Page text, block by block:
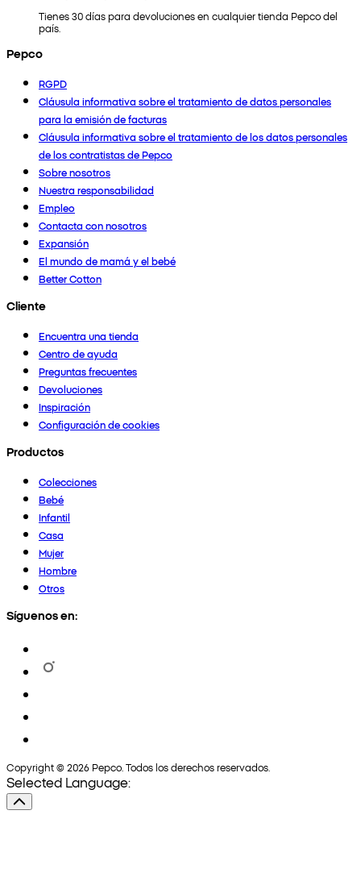
Tienes 30 días para devoluciones en cualquier tienda Pepco del
país.
Pepco
RGPD
Cláusula informativa sobre el tratamiento de datos personales
para la emisión de facturas
Cláusula informativa sobre el tratamiento de los datos personales
de los contratistas de Pepco
Sobre nosotros
Nuestra responsabilidad
Empleo
Contacta con nosotros
Expansión
El mundo de mamá y el bebé
Better Cotton
Cliente
Encuentra una tienda
Centro de ayuda
Preguntas frecuentes
Devoluciones
Inspiración
Configuración de cookies
Productos
Colecciones
Bebé
Infantil
Casa
Mujer
Hombre
Otros
Síguenos en:
Copyright © 2026 Pepco. Todos los derechos reservados.
Selected Language: